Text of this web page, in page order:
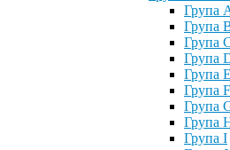
Група
Група
Група
Група
Група E
Група F
Група
Група
Група I